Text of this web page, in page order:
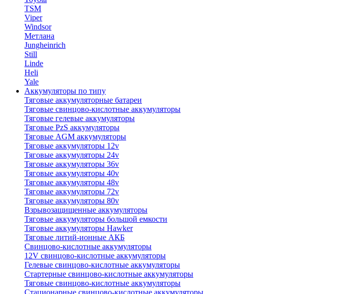
TSM
Viper
Windsor
Метлана
Jungheinrich
Still
Linde
Heli
Yale
Аккумуляторы по типу
Тяговые аккумуляторные батареи
Тяговые свинцово-кислотные аккумуляторы
Тяговые гелевые аккумуляторы
Тяговые PzS аккумуляторы
Тяговые AGM аккумуляторы
Тяговые аккумуляторы 12v
Тяговые аккумуляторы 24v
Тяговые аккумуляторы 36v
Тяговые аккумуляторы 40v
Тяговые аккумуляторы 48v
Тяговые аккумуляторы 72v
Тяговые аккумуляторы 80v
Взрывозащищенные аккумуляторы
Тяговые аккумуляторы большой емкости
Тяговые аккумуляторы Hawker
Тяговые литий-ионные АКБ
Свинцово-кислотные аккумуляторы
12V свинцово-кислотные аккумуляторы
Гелевые свинцово-кислотные аккумуляторы
Стартерные свинцово-кислотные аккумуляторы
Тяговые свинцово-кислотные аккумуляторы
Стационарные свинцово-кислотные аккумуляторы